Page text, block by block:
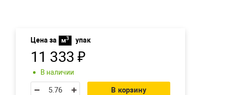
Цена за м3 упак
11 333 ₽
В наличии
В корзину